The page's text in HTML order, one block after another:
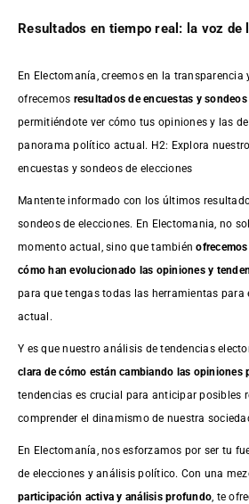
Resultados en tiempo real: la voz de
En Electomanía, creemos en la transparencia
ofrecemos resultados deencuestas y
permitiéndote ver cómo tus opiniones y las
panorama político actual. H2: Explora
encuestas y sondeos de elecciones
Mantente informado con los últimos
sondeos de elecciones. En Electomania, no
momento actual, sino que también
cómo han evolucionado las opiniones y
para que tengas todas las herramientas para
actual.
Y es que nuestro análisis de tendencias
clara de cómo están cambiando las opiniones
tendencias es crucial para anticipar posibles
comprender el dinamismo de nuestra
En Electomanía, nos esforzamos por ser tu
de elecciones y análisis político. Con una
participación activa y análisis profundo , te